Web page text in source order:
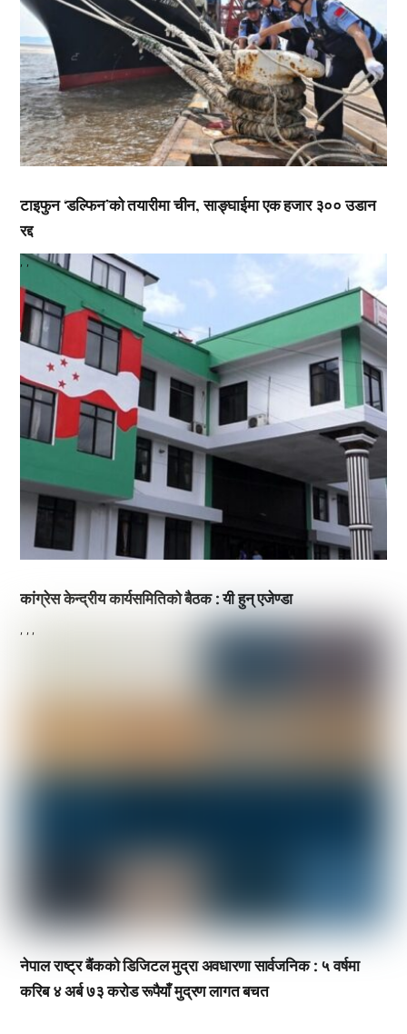
टाइफुन ‘डल्फिन’को तयारीमा चीन, साङ्घाईमा एक हजार ३०० उडान
रद्द
,,
कांग्रेस केन्द्रीय कार्यसमितिको बैठक : यी हुन् एजेण्डा
नेपाल राष्ट्र बैंकको डिजिटल मुद्रा अवधारणा सार्वजनिक : ५ वर्षमा
करिब ४ अर्ब ७३ करोड रूपैयाँ मुद्रण लागत बचत